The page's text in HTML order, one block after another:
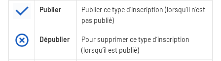
Publier
Publier ce type d’inscription (lorsqu’il n’est
pas publié)
Dépublier
Pour supprimer ce type d’inscription
(lorsqu’il est publié)